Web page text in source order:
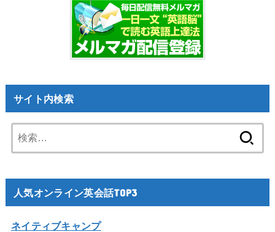
サイト内検索
索:
人気オンライン英会話TOP3
ネイティブキャンプ